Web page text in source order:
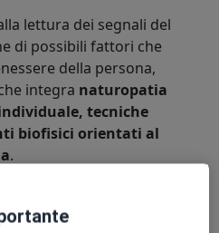
lettura dei segnali del
di possibili fattori che
della persona,
integra naturopatia
tecniche
biofisici orientati al
.
tempi, delle